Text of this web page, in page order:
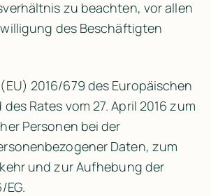
zu beachten, vor allen
des Beschäftigten
2016/679 des Europäischen
Rates vom 27. April 2016 zum
Personen bei der
Daten, zum
und zur Aufhebung der